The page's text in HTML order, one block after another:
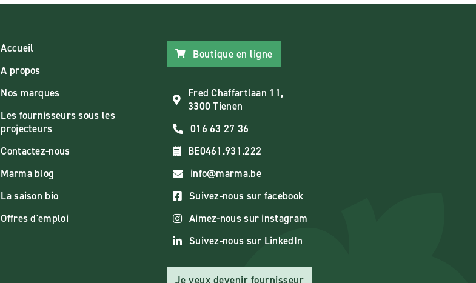
Accueil
A propos
Nos marques
Les fournisseurs sous les
projecteurs
Contactez-nous
Marma blog
La saison bio
Offres d'emploi
Boutique en ligne
Fred Chaffartlaan 11,
3300 Tienen
016 63 27 36
BE0461.931.222
info@marma.be
Suivez-nous sur facebook
Aimez-nous sur instagram
Suivez-nous sur LinkedIn
Je veux devenir fournisseur